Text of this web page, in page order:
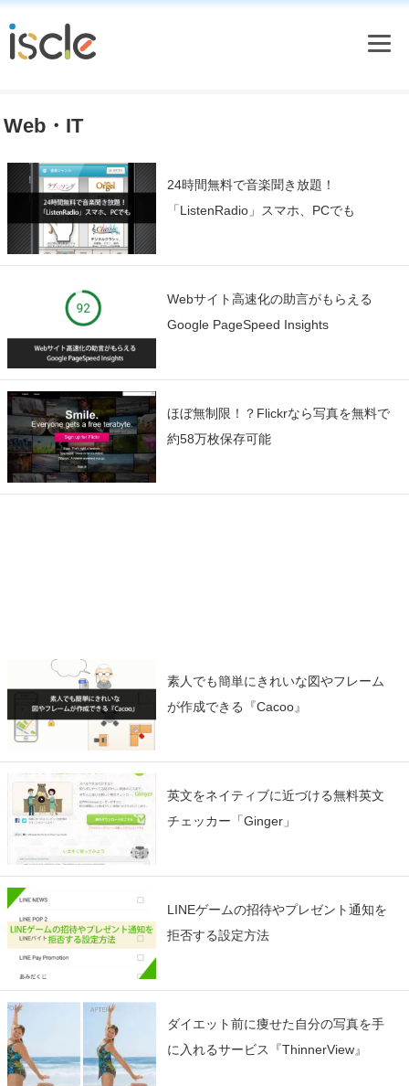
Web・IT
24時間無料で音楽聞き放題！
「ListenRadio」スマホ、PCでも
Webサイト高速化の助言がもらえる
Google PageSpeed Insights
ほぼ無制限！？Flickrなら写真を無料で
約58万枚保存可能
素人でも簡単にきれいな図やフレーム
が作成できる『Cacoo』
英文をネイティブに近づける無料英文
チェッカー「Ginger」
LINEゲームの招待やプレゼント通知を
拒否する設定方法
ダイエット前に痩せた自分の写真を手
に入れるサービス『ThinnerView』